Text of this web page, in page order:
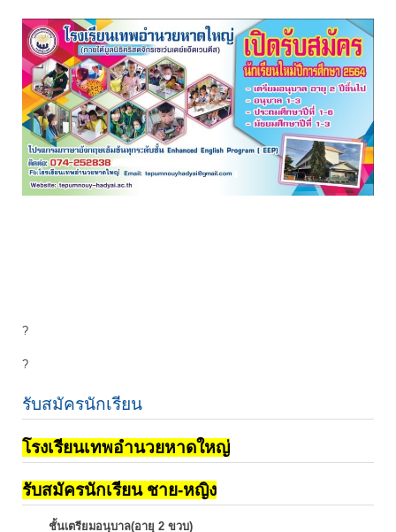
?
?
รับสมัครนักเรียน
โรงเรียนเทพอำนวยหาดใหญ่
รับสมัครนักเรียน ชาย-หญิง
ชั้นเตรียมอนุบาล(อายุ 2 ขวบ)